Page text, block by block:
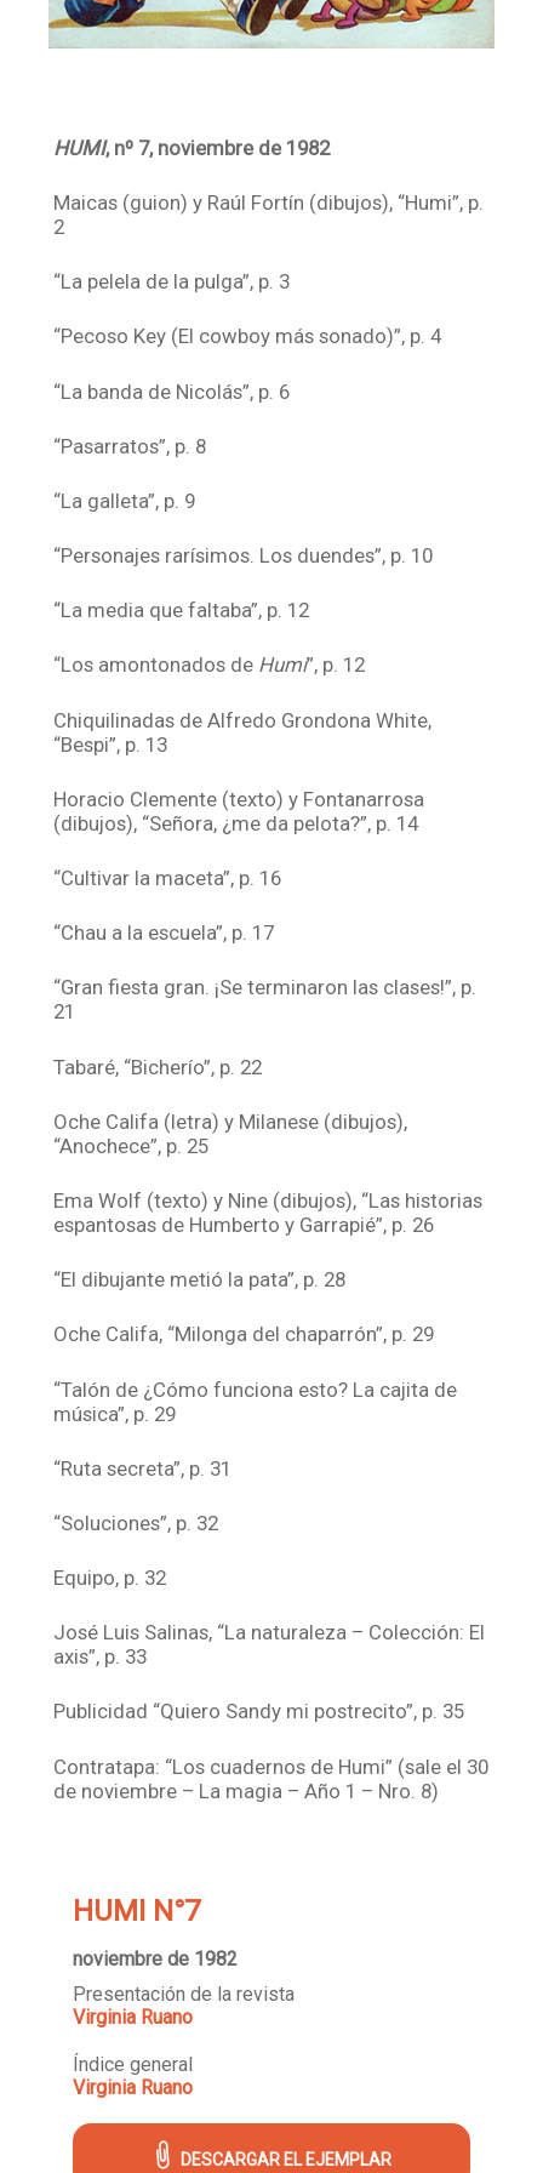
HUMI, nº 7, noviembre de 1982
Maicas (guion) y Raúl Fortín (dibujos), “Humi”, p.
2
“La pelela de la pulga”, p. 3
“Pecoso Key (El cowboy más sonado)”, p. 4
“La banda de Nicolás”, p. 6
“Pasarratos”, p. 8
“La galleta”, p. 9
“Personajes rarísimos. Los duendes”, p. 10
“La media que faltaba”, p. 12
“Los amontonados de Humi”, p. 12
Chiquilinadas de Alfredo Grondona White,
“Bespi”, p. 13
Horacio Clemente (texto) y Fontanarrosa
(dibujos), “Señora, ¿me da pelota?”, p. 14
“Cultivar la maceta”, p. 16
“Chau a la escuela”, p. 17
“Gran fiesta gran. ¡Se terminaron las clases!”, p.
21
Tabaré, “Bicherío”, p. 22
Oche Califa (letra) y Milanese (dibujos),
“Anochece”, p. 25
Ema Wolf (texto) y Nine (dibujos), “Las historias
espantosas de Humberto y Garrapié”, p. 26
“El dibujante metió la pata”, p. 28
Oche Califa, “Milonga del chaparrón”, p. 29
“Talón de ¿Cómo funciona esto? La cajita de
música”, p. 29
“Ruta secreta”, p. 31
“Soluciones”, p. 32
Equipo, p. 32
José Luis Salinas, “La naturaleza – Colección: El
axis”, p. 33
Publicidad “Quiero Sandy mi postrecito”, p. 35
Contratapa: “Los cuadernos de Humi” (sale el 30
de noviembre – La magia – Año 1 – Nro. 8)
HUMI N°7
noviembre de 1982
Presentación de la revista
Virginia Ruano
Índice general
Virginia Ruano
DESCARGAR EL EJEMPLAR